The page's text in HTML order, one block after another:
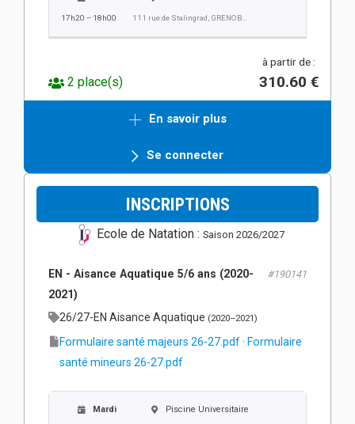
17h20 – 18h00 111 rue de Stalingrad, GRENOBLE
2 place(s)
à partir de :
310.60 €
En savoir plus
Se connecter
INSCRIPTIONS
Ecole de Natation : Saison 2026/2027
EN - Aisance Aquatique 5/6 ans (2020-
2021)
#190141
26/27-EN Aisance Aquatique (2020–2021)
Formulaire santé majeurs 26-27.pdf · Formulaire
santé mineurs 26-27.pdf
Mardi Piscine Universitaire